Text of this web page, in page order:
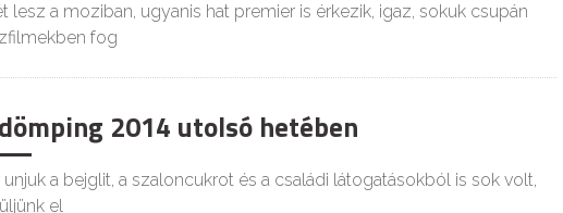
lesz a moziban, ugyanis hat premier is érkezik, igaz, sokuk csupán
fog
2014 utolsó hetében
unjuk a bejglit, a szaloncukrot és a családi látogatásokból is sok volt,
el